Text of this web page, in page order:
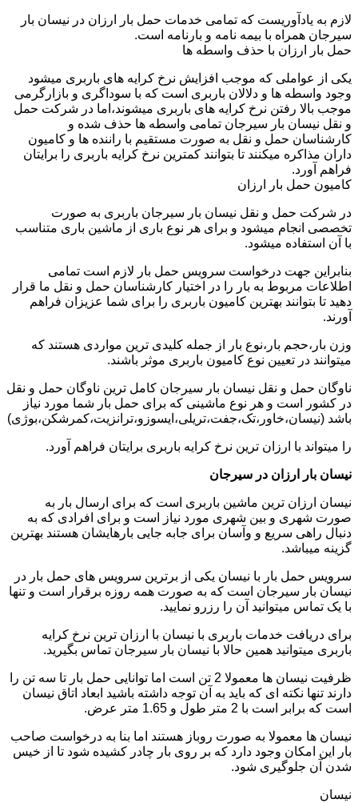
لازم به یادآوریست که تمامی خدمات حمل بار ارزان در نیسان بار
سیرجان همراه با بیمه نامه و بارنامه است.
حمل بار ارزان با حذف واسطه ها
یکی از عواملی که موجب افزایش نرخ کرایه های باربری میشود
وجود واسطه ها و دلالان باربری است که با سوداگری و بازارگرمی
موجب بالا رفتن نرخ کرایه های باربری میشوند،اما در شرکت حمل
و نقل نیسان بار سیرجان تمامی واسطه ها حذف شده و
کارشناسان حمل و نقل به صورت مستقیم با راننده ها و کامیون
داران مذاکره میکنند تا بتوانند کمترین نرخ کرایه باربری را برایتان
فراهم آورد.
کامیون حمل بار ارزان
در شرکت حمل و نقل نیسان بار سیرجان باربری به صورت
تخصصی انجام میشود و برای هر نوع باری از ماشین باری متناسب
با آن استفاده میشود.
بنابراین جهت درخواست سرویس حمل بار لازم است تمامی
اطلاعات مربوط به بار را در اختیار کارشناسان حمل و نقل ما قرار
دهید تا بتوانند بهترین کامیون باربری را برای شما عزیزان فراهم
آورند.
وزن بار،حجم بار،نوع بار از جمله کلیدی ترین مواردی هستند که
میتوانند در تعیین نوع کامیون باربری موثر باشند.
ناوگان حمل و نقل نیسان بار سیرجان کامل ترین ناوگان حمل و نقل
در کشور است و هر نوع ماشینی که برای حمل بار شما مورد نیاز
باشد (نیسان،خاور،تک،جفت،تریلی،ایسوزو،ترانزیت،کمرشکن،بوژی)
را میتواند با ارزان ترین نرخ کرایه باربری برایتان فراهم آورد.
نیسان بار ارزان در سیرجان
نیسان ارزان ترین ماشین باربری است که برای ارسال بار به
صورت شهری و بین شهری مورد نیاز است و برای افرادی که به
دنبال راهی سریع و وآسان برای جابه جایی بارهایشان هستند بهترین
گزینه میباشد.
سرویس حمل بار با نیسان یکی از برترین سرویس های حمل بار در
نیسان بار سیرجان است که به صورت همه روزه برقرار است و تنها
با یک تماس میتوانید آن را رزرو نمایید.
برای دریافت خدمات باربری با نیسان با ارزان ترین نرخ کرایه
باربری میتوانید همین حالا با نیسان بار سیرجان تماس بگیرید.
ظرفیت نیسان ها معمولا 2 تن است اما توانایی حمل بار تا سه تن را
دارند تنها نکته ای که باید به آن توجه داشته باشید ابعاد اتاق نیسان
است که برابر است با 2 متر طول و 1.65 متر عرض.
نیسان ها معمولا به صورت روباز هستند اما بنا به درخواست صاحب
بار این امکان وجود دارد که بر روی بار چادر کشیده شود تا از خیس
شدن آن جلوگیری شود.
نیسان